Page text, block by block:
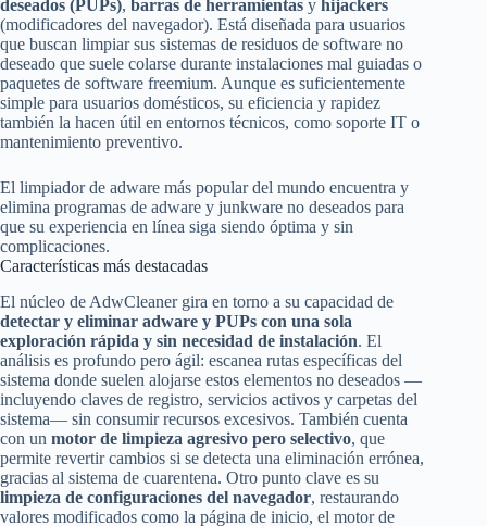
deseados (PUPs), barras de herramientas y hijackers
(modificadores del navegador). Está diseñada para usuarios
que buscan limpiar sus sistemas de residuos de software no
deseado que suele colarse durante instalaciones mal guiadas o
paquetes de software freemium. Aunque es suficientemente
simple para usuarios domésticos, su eficiencia y rapidez
también la hacen útil en entornos técnicos, como soporte IT o
mantenimiento preventivo.
El limpiador de adware más popular del mundo encuentra y
elimina programas de adware y junkware no deseados para
que su experiencia en línea siga siendo óptima y sin
complicaciones.
Características más destacadas
El núcleo de AdwCleaner gira en torno a su capacidad de
detectar y eliminar adware y PUPs con una sola
exploración rápida y sin necesidad de instalación. El
análisis es profundo pero ágil: escanea rutas específicas del
sistema donde suelen alojarse estos elementos no deseados —
incluyendo claves de registro, servicios activos y carpetas del
sistema— sin consumir recursos excesivos. También cuenta
con un motor de limpieza agresivo pero selectivo, que
permite revertir cambios si se detecta una eliminación errónea,
gracias al sistema de cuarentena. Otro punto clave es su
limpieza de configuraciones del navegador, restaurando
valores modificados como la página de inicio, el motor de